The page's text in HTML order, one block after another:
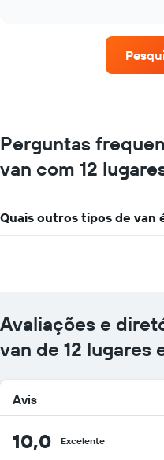
localizações
O
eixo
carros
O
gráfico
eixo
Y
exibindo
o
Perguntas
van com 12
Quais outros tipos de van
Avaliações e
van de 12 lugares
Avis
10,0 Excelente